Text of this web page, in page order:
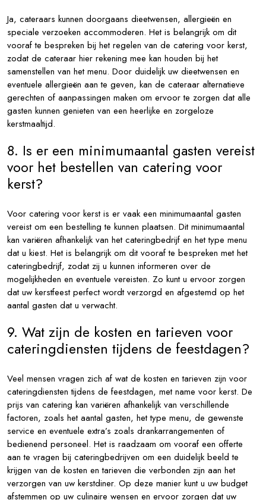
Ja, cateraars kunnen doorgaans dieetwensen, allergieën en
speciale verzoeken accommoderen. Het is belangrijk om dit
vooraf te bespreken bij het regelen van de catering voor kerst,
zodat de cateraar hier rekening mee kan houden bij het
samenstellen van het menu. Door duidelijk uw dieetwensen en
eventuele allergieën aan te geven, kan de cateraar alternatieve
gerechten of aanpassingen maken om ervoor te zorgen dat alle
gasten kunnen genieten van een heerlijke en zorgeloze
kerstmaaltijd.
8. Is er een minimumaantal gasten vereist
voor het bestellen van catering voor
kerst?
Voor catering voor kerst is er vaak een minimumaantal gasten
vereist om een bestelling te kunnen plaatsen. Dit minimumaantal
kan variëren afhankelijk van het cateringbedrijf en het type menu
dat u kiest. Het is belangrijk om dit vooraf te bespreken met het
cateringbedrijf, zodat zij u kunnen informeren over de
mogelijkheden en eventuele vereisten. Zo kunt u ervoor zorgen
dat uw kerstfeest perfect wordt verzorgd en afgestemd op het
aantal gasten dat u verwacht.
9. Wat zijn de kosten en tarieven voor
cateringdiensten tijdens de feestdagen?
Veel mensen vragen zich af wat de kosten en tarieven zijn voor
cateringdiensten tijdens de feestdagen, met name voor kerst. De
prijs van catering kan variëren afhankelijk van verschillende
factoren, zoals het aantal gasten, het type menu, de gewenste
service en eventuele extra’s zoals drankarrangementen of
bedienend personeel. Het is raadzaam om vooraf een offerte
aan te vragen bij cateringbedrijven om een duidelijk beeld te
krijgen van de kosten en tarieven die verbonden zijn aan het
verzorgen van uw kerstdiner. Op deze manier kunt u uw budget
afstemmen op uw culinaire wensen en ervoor zorgen dat uw